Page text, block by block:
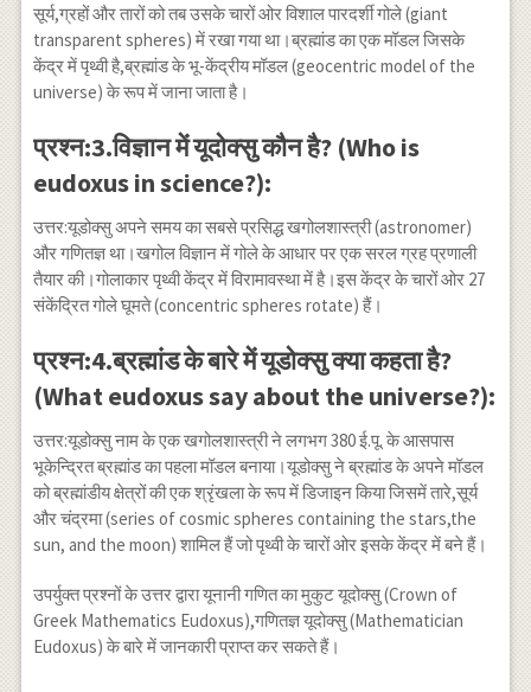
सूर्य,ग्रहों और तारों को तब उसके चारों ओर विशाल पारदर्शी गोले (giant
transparent spheres) में रखा गया था।ब्रह्मांड का एक मॉडल जिसके
केंद्र में पृथ्वी है,ब्रह्मांड के भू-केंद्रीय मॉडल (geocentric model of the
universe) के रूप में जाना जाता है।
प्रश्न:3.विज्ञान में यूदोक्सु कौन है? (Who is
eudoxus in science?):
उत्तर:यूडोक्सु अपने समय का सबसे प्रसिद्ध खगोलशास्त्री (astronomer)
और गणितज्ञ था।खगोल विज्ञान में गोले के आधार पर एक सरल ग्रह प्रणाली
तैयार की।गोलाकार पृथ्वी केंद्र में विरामावस्था में है।इस केंद्र के चारों ओर 27
संकेंद्रित गोले घूमते (concentric spheres rotate) हैं।
प्रश्न:4.ब्रह्मांड के बारे में यूडोक्सु क्या कहता है?
(What eudoxus say about the universe?):
उत्तर:यूडोक्सु नाम के एक खगोलशास्त्री ने लगभग 380 ई.पू. के आसपास
भूकेन्द्रित ब्रह्मांड का पहला मॉडल बनाया।यूडोक्सु ने ब्रह्मांड के अपने मॉडल
को ब्रह्मांडीय क्षेत्रों की एक श्रृंखला के रूप में डिजाइन किया जिसमें तारे,सूर्य
और चंद्रमा (series of cosmic spheres containing the stars,the
sun, and the moon) शामिल हैं जो पृथ्वी के चारों ओर इसके केंद्र में बने हैं।
उपर्युक्त प्रश्नों के उत्तर द्वारा यूनानी गणित का मुकुट यूदोक्सु (Crown of
Greek Mathematics Eudoxus),गणितज्ञ यूदोक्सु (Mathematician
Eudoxus) के बारे में जानकारी प्राप्त कर सकते हैं।